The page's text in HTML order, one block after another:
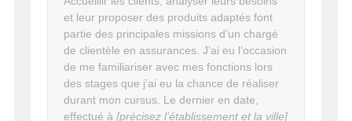
et leur proposer des produits adaptés font
partie des principales missions d’un chargé
de clientèle en assurances. J’ai eu l’occasion
de me familiariser avec mes fonctions lors
des stages que j’ai eu la chance de réaliser
durant mon cursus. Le dernier en date,
effectué à [précisez l’établissement et la ville]